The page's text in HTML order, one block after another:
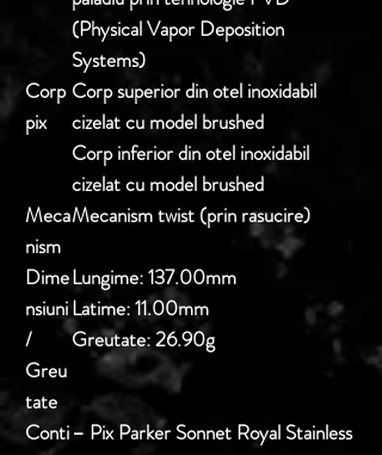
(Physical Vapor Deposition
Systems)
Corp
pix
Corp superior din otel inoxidabil
cizelat cu model brushed
Corp inferior din otel inoxidabil
cizelat cu model brushed
Meca
nism
Mecanism twist (prin rasucire)
Dime
nsiuni
/
Greu
tate
Lungime: 137.00mm
Latime: 11.00mm
Greutate: 26.90g
Conti– Pix Parker Sonnet Royal Stainless